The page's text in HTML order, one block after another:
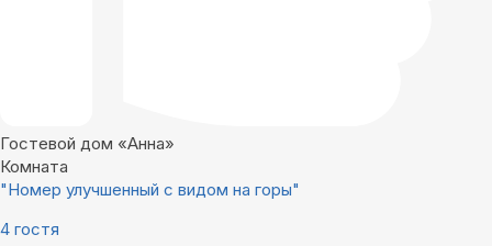
Гостевой дом «Анна»
Комната
"Номер улучшенный с видом на горы"
4 гостя